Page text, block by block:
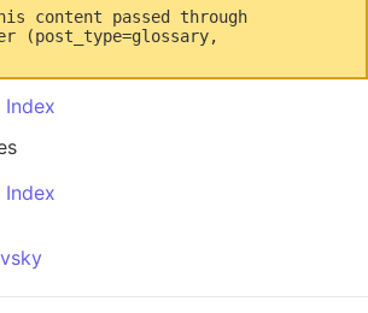
this content passed through
(post_type=glossary,